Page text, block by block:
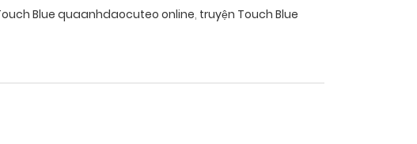
Blue quaanhdaocuteo online, truyện Touch Blue